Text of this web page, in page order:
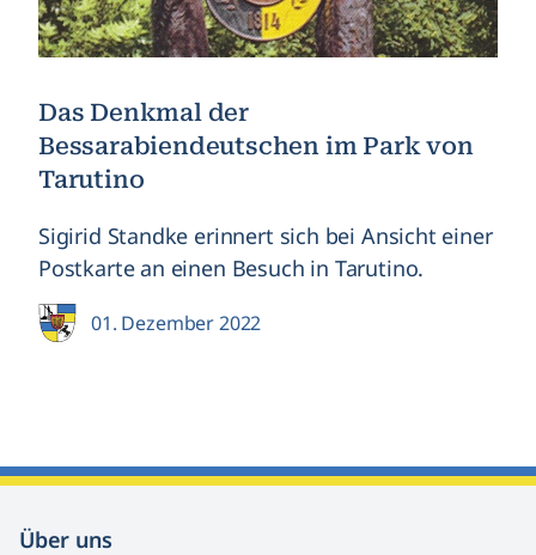
Das Denkmal der
Bessarabiendeutschen im Park von
Tarutino
Sigirid Standke erinnert sich bei Ansicht einer
Postkarte an einen Besuch in Tarutino.
01. Dezember 2022
Über uns